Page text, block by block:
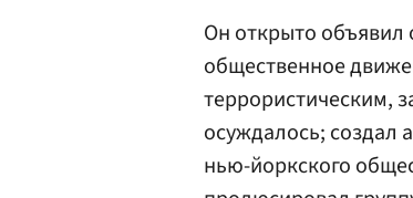
Он открыто объявил
общественное
террористическим,
осуждалось; создал
нью-йоркского